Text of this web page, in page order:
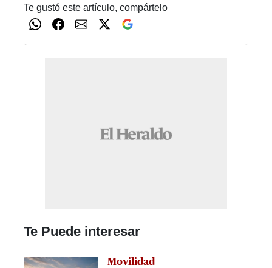
Te gustó este artículo, compártelo
Te Puede interesar
Movilidad